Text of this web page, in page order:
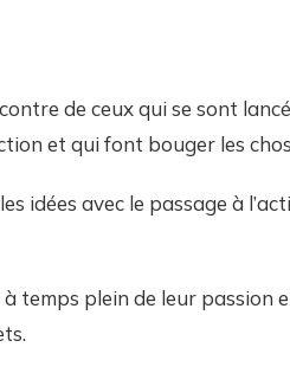
de ceux qui se sont
et qui font bouger les
idées avec le passage à
temps plein de leur passion